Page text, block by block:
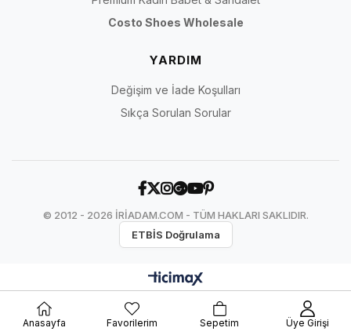
Costo Shoes Wholesale
YARDIM
Değişim ve İade Koşulları
Sıkça Sorulan Sorular
© 2012 - 2026 İRİADAM.COM - TÜM HAKLARI SAKLIDIR.
ETBİS Doğrulama
Anasayfa Favorilerim Sepetim Üye Girişi